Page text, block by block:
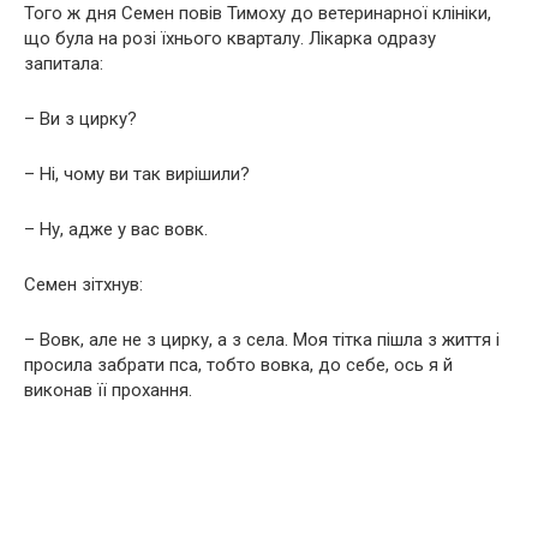
Того ж дня Семен повів Тимоху до ветеринарної клініки,
що була на розі їхнього кварталу. Лікарка одразу
запитала:
– Ви з цирку?
– Ні, чому ви так вирішили?
– Ну, адже у вас вовк.
Семен зітхнув:
– Вовк, але не з цирку, а з села. Моя тітка пішла з життя і
просила забрати пса, тобто вовка, до себе, ось я й
виконав її прохання.